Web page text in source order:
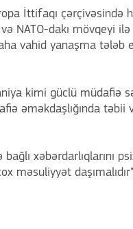
İttifaqı çərçivəsində
NATO-dakı mövqeyi
vahid yanaşma tələb
kimi güclü müdafiə
əməkdaşlığında
xəbərdarlıqlarını
məsuliyyət